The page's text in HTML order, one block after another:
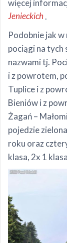
więcej
Jenieckich.
Podobnie jak
pociągi na tych
nazwami tj.
i z powrotem,
Tuplice i z
Bieniów i z
Żagań –
pojedzie
roku oraz
klasa, 2x 1